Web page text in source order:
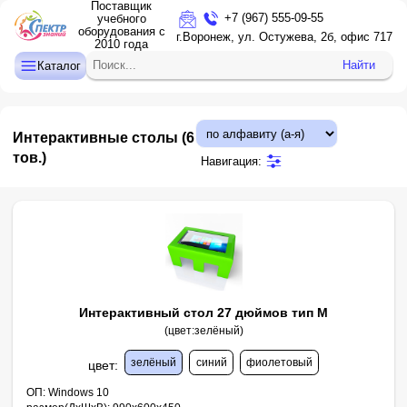
Поставщик
учебного
оборудования с
2010 года
+7 (967) 555-09-55
г.Воронеж, ул. Остужева, 2б, офис 717
Каталог
ДЕТСКИЙ САД
НАЧАЛЬНАЯ ШКОЛА
ДОПОЛНИТЕЛЬНОЕ ОБРАЗОВАНИЕ
КАБИНЕТ ЛОГОПЕДА/ПСИХОЛОГА
Найти
Интерактивные столы (6
тов.)
Навигация:
Интерактивный стол 27 дюймов тип М
(цвет:зелёный)
цвет: зелёный синий фиолетовый
ОП: Windows 10